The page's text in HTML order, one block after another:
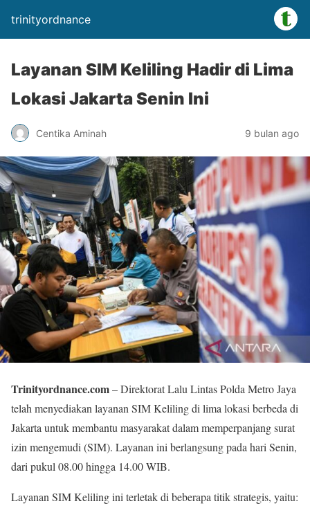
trinityordnance
Layanan SIM Keliling Hadir di Lima
Lokasi Jakarta Senin Ini
Centika Aminah 9 bulan ago
Trinityordnance.com– Direktorat Lalu Lintas Polda Metro Jaya
telah menyediakan layanan SIM Keliling di lima lokasi berbeda di
Jakarta untuk membantu masyarakat dalam memperpanjang surat
izin mengemudi (SIM). Layanan ini berlangsung pada hari Senin,
dari pukul 08.00 hingga 14.00 WIB.
Layanan SIM Keliling ini terletak di beberapa titik strategis, yaitu: